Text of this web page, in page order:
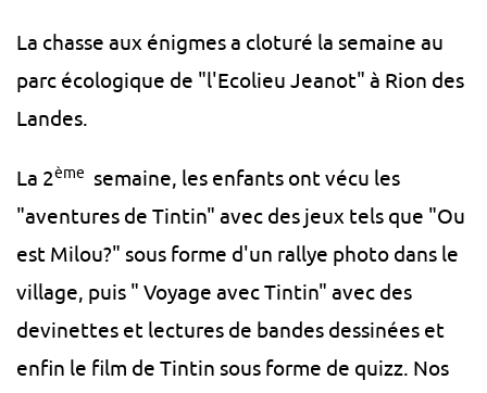
La chasse aux énigmes a cloturé la semaine au
parc écologique de "l'Ecolieu Jeanot" à Rion des
Landes.
La 2ème semaine, les enfants ont vécu les
"aventures de Tintin" avec des jeux tels que "Ou
est Milou?" sous forme d'un rallye photo dans le
village, puis " Voyage avec Tintin" avec des
devinettes et lectures de bandes dessinées et
enfin le film de Tintin sous forme de quizz. Nos